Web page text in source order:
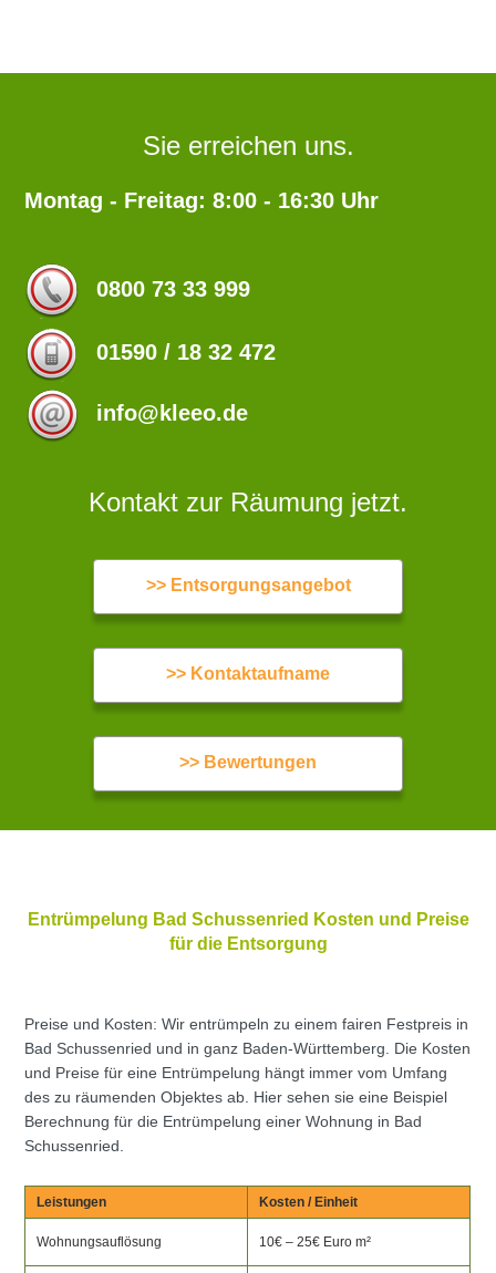
Sie erreichen uns.
Montag - Freitag: 8:00 - 16:30 Uhr
0800 73 33 999
01590 / 18 32 472
info@kleeo.de
Kontakt zur Räumung jetzt.
>> Entsorgungsangebot
>> Kontaktaufname
>> Bewertungen
Entrümpelung Bad Schussenried Kosten und Preise
für die Entsorgung
Preise und Kosten: Wir entrümpeln zu einem fairen Festpreis in
Bad Schussenried und in ganz Baden-Württemberg. Die Kosten
und Preise für eine Entrümpelung hängt immer vom Umfang
des zu räumenden Objektes ab. Hier sehen sie eine Beispiel
Berechnung für die Entrümpelung einer Wohnung in Bad
Schussenried.
Leistungen Kosten / Einheit
Wohnungsauflösung 10€ – 25€ Euro m²